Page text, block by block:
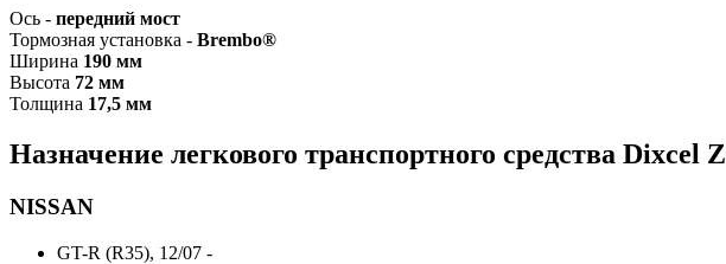
Ось - передний мост
Тормозная установка - Brembo®
Ширина 190 мм
Высота 72 мм
Толщина 17,5 мм
Назначение легкового транспортного средства Dixcel Z
NISSAN
GT-R (R35), 12/07 -